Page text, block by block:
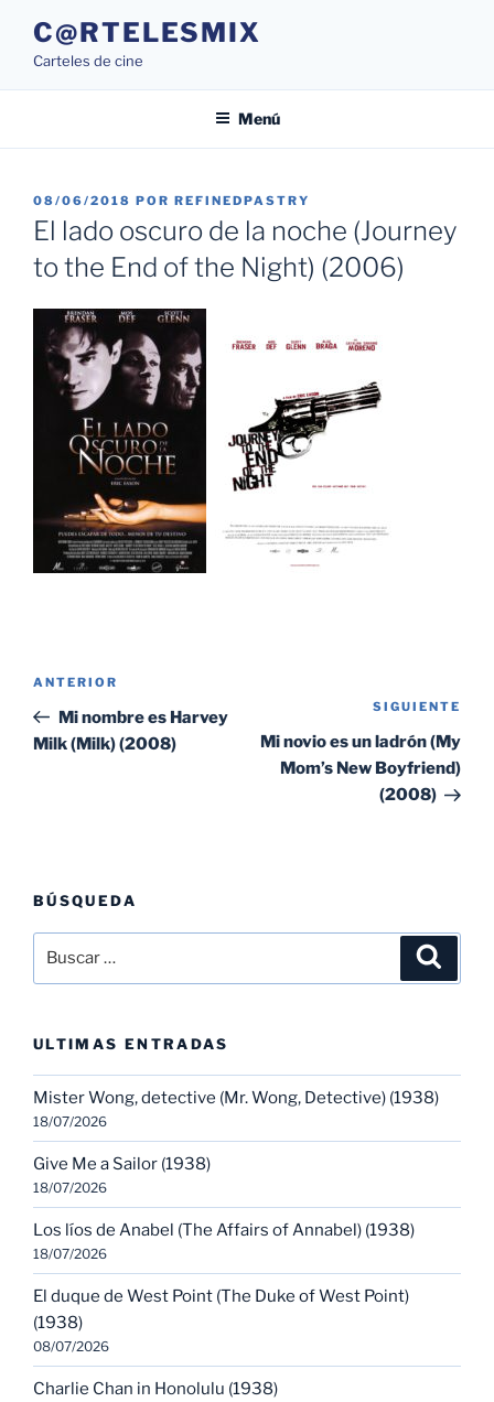
contenido
C@RTELESMIX
Carteles de cine
Menú
PUBLICADO
EL
08/06/2018 POR REFINEDPASTRY
El lado oscuro de la noche (Journey
to the End of the Night) (2006)
entradas
Entrada
anterior:
ANTERIOR
Mi nombre es Harvey
Milk (Milk) (2008)
SIGUIENTE
Mi novio es un ladrón (My
Mom’s New Boyfriend)
(2008)
BÚSQUEDA
por:
ULTIMAS ENTRADAS
Mister Wong, detective (Mr. Wong, Detective) (1938)
18/07/2026
Give Me a Sailor (1938)
18/07/2026
Los líos de Anabel (The Affairs of Annabel) (1938)
18/07/2026
El duque de West Point (The Duke of West Point)
(1938)
08/07/2026
Charlie Chan in Honolulu (1938)